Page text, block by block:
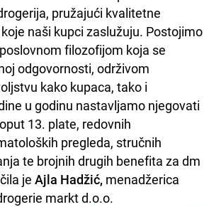
pružajući kvalitetne
naši kupci zaslužuju. Postojimo
filozofijom koja se
odgovornosti, održivom
kako kupaca, tako i
u godinu nastavljamo njegovati
13. plate, redovnih
pregleda, stručnih
te brojnih drugih benefita za dm
je Ajla Hadžić, menadžerica
markt d.o.o.